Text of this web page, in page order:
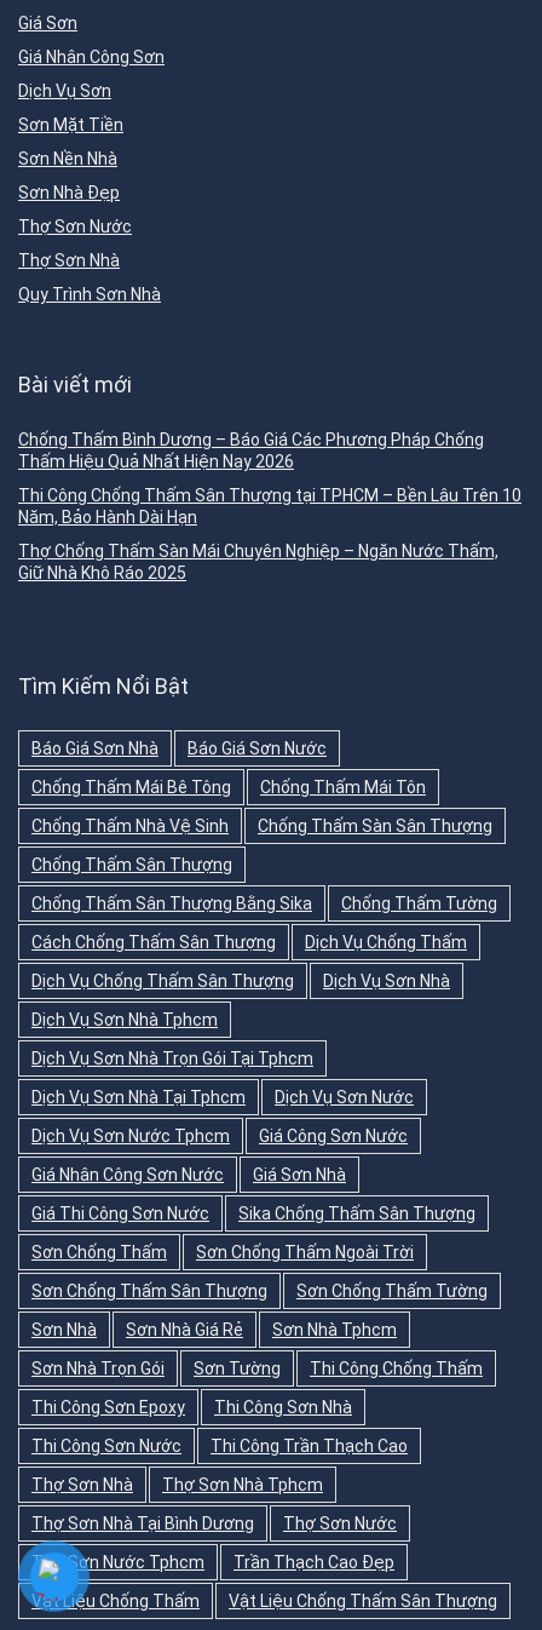
Giá Sơn
Giá Nhân Công Sơn
Dịch Vụ Sơn
Sơn Mặt Tiền
Sơn Nền Nhà
Sơn Nhà Đẹp
Thợ Sơn Nước
Thợ Sơn Nhà
Quy Trình Sơn Nhà
Bài viết mới
Chống Thấm Bình Dương – Báo Giá Các Phương Pháp Chống
Thấm Hiệu Quả Nhất Hiện Nay 2026
Thi Công Chống Thấm Sân Thượng tại TPHCM – Bền Lâu Trên 10
Năm, Bảo Hành Dài Hạn
Thợ Chống Thấm Sàn Mái Chuyên Nghiệp – Ngăn Nước Thấm,
Giữ Nhà Khô Ráo 2025
Tìm Kiếm Nổi Bật
Báo Giá Sơn Nhà
Báo Giá Sơn Nước
Chống Thấm Mái Bê Tông
Chống Thấm Mái Tôn
Chống Thấm Nhà Vệ Sinh
Chống Thấm Sàn Sân Thượng
Chống Thấm Sân Thượng
Chống Thấm Sân Thượng Bằng Sika
Chống Thấm Tường
Cách Chống Thấm Sân Thượng
Dịch Vụ Chống Thấm
Dịch Vụ Chống Thấm Sân Thượng
Dịch Vụ Sơn Nhà
Dịch Vụ Sơn Nhà Tphcm
Dịch Vụ Sơn Nhà Trọn Gói Tại Tphcm
Dịch Vụ Sơn Nhà Tại Tphcm
Dịch Vụ Sơn Nước
Dịch Vụ Sơn Nước Tphcm
Giá Công Sơn Nước
Giá Nhân Công Sơn Nước
Giá Sơn Nhà
Giá Thi Công Sơn Nước
Sika Chống Thấm Sân Thượng
Sơn Chống Thấm
Sơn Chống Thấm Ngoài Trời
Sơn Chống Thấm Sân Thượng
Sơn Chống Thấm Tường
Sơn Nhà
Sơn Nhà Giá Rẻ
Sơn Nhà Tphcm
Sơn Nhà Trọn Gói
Sơn Tường
Thi Công Chống Thấm
Thi Công Sơn Epoxy
Thi Công Sơn Nhà
Thi Công Sơn Nước
Thi Công Trần Thạch Cao
Thợ Sơn Nhà
Thợ Sơn Nhà Tphcm
Thợ Sơn Nhà Tại Bình Dương
Thợ Sơn Nước
Thợ Sơn Nước Tphcm
Trần Thạch Cao Đẹp
Vật Liệu Chống Thấm
Vật Liệu Chống Thấm Sân Thượng